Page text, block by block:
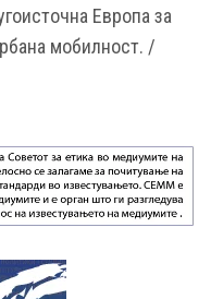
Европа за
мобилност. /